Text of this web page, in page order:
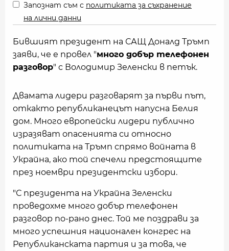
Запознат съм с политиката за съхранение
на лични данни
Бившият президент на САЩ Доналд Тръмп
заяви, че е провел "много добър телефонен
разговор" с Володимир Зеленски в петък.
Двамата лидери разговарят за първи път,
откакто републиканецът напусна Белия
дом. Много европейски лидери публично
изразяват опасенията си относно
политиката на Тръмп спрямо войната в
Украйна, ако той спечели предстоящите
през ноември президентски избори.
"С президента на Украйна Зеленски
проведохме много добър телефонен
разговор по-рано днес. Той ме поздрави за
много успешния национален конгрес на
Републиканската партия и за това, че